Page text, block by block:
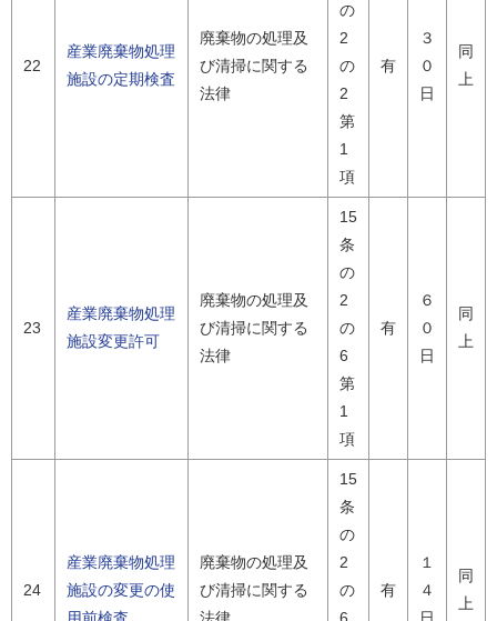
22
産業廃棄物処理
施設の定期検査
廃棄物の処理及
び清掃に関する
法律
の
2
の
2
第
1
項
有
３
０
日
同
上
23
産業廃棄物処理
施設変更許可
廃棄物の処理及
び清掃に関する
法律
15
条
の
2
の
6
第
1
項
有
６
０
日
同
上
24
産業廃棄物処理
施設の変更の使
廃棄物の処理及
び清掃に関する
15
条
の
2
の
有
１
４
同
上